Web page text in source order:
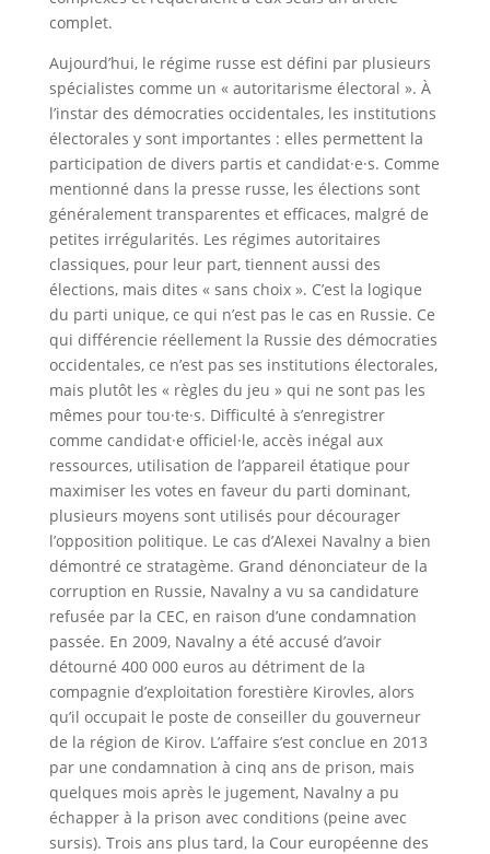
complet.
Aujourd’hui, le régime russe est défini par plusieurs
spécialistes comme un « autoritarisme électoral ». À
l’instar des démocraties occidentales, les institutions
électorales y sont importantes : elles permettent la
participation de divers partis et candidat·e·s. Comme
mentionné dans la presse russe, les élections sont
généralement transparentes et efficaces, malgré de
petites irrégularités. Les régimes autoritaires
classiques, pour leur part, tiennent aussi des
élections, mais dites « sans choix ». C’est la logique
du parti unique, ce qui n’est pas le cas en Russie. Ce
qui différencie réellement la Russie des démocraties
occidentales, ce n’est pas ses institutions électorales,
mais plutôt les « règles du jeu » qui ne sont pas les
mêmes pour tou·te·s. Difficulté à s’enregistrer
comme candidat·e officiel·le, accès inégal aux
ressources, utilisation de l’appareil étatique pour
maximiser les votes en faveur du parti dominant,
plusieurs moyens sont utilisés pour décourager
l’opposition politique. Le cas d’Alexei Navalny a bien
démontré ce stratagème. Grand dénonciateur de la
corruption en Russie, Navalny a vu sa candidature
refusée par la CEC, en raison d’une condamnation
passée. En 2009, Navalny a été accusé d’avoir
détourné 400 000 euros au détriment de la
compagnie d’exploitation forestière Kirovles, alors
qu’il occupait le poste de conseiller du gouverneur
de la région de Kirov. L’affaire s’est conclue en 2013
par une condamnation à cinq ans de prison, mais
quelques mois après le jugement, Navalny a pu
échapper à la prison avec conditions (peine avec
sursis). Trois ans plus tard, la Cour européenne des